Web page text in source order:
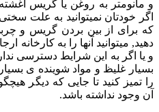
و مانومتر به روغن یا گریس
اگر خودتان نمیتوانید به علت
که برای از بین بردن گریس و
دهید, میتوانید آنها را به کارخانه
و یا اگر به این شرایط دسترسی
بسیار غلیظ و مواد شوینده ی
را تمیز کنید تا جایی که دیگر
آن وجود نداشته باشد.